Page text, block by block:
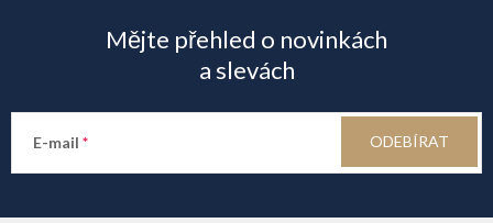
a
t
Mějte přehled o novinkách
a slevách
E-mail ODEBÍRAT